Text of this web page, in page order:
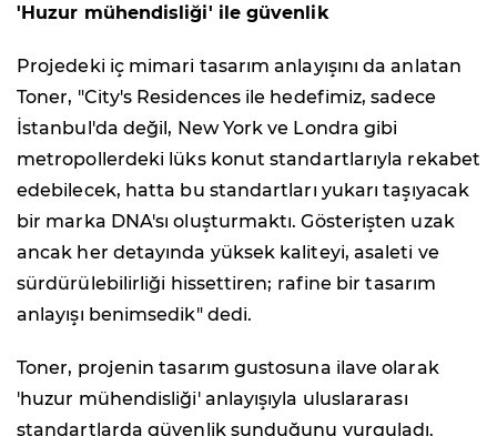
'Huzur mühendisliği' ile güvenlik
Projedeki iç mimari tasarım anlayışını da anlatan
Toner, "City's Residences ile hedefimiz, sadece
İstanbul'da değil, New York ve Londra gibi
metropollerdeki lüks konut standartlarıyla rekabet
edebilecek, hatta bu standartları yukarı taşıyacak
bir marka DNA'sı oluşturmaktı. Gösterişten uzak
ancak her detayında yüksek kaliteyi, asaleti ve
sürdürülebilirliği hissettiren; rafine bir tasarım
anlayışı benimsedik" dedi.
Toner, projenin tasarım gustosuna ilave olarak
'huzur mühendisliği' anlayışıyla uluslararası
standartlarda güvenlik sunduğunu vurguladı.